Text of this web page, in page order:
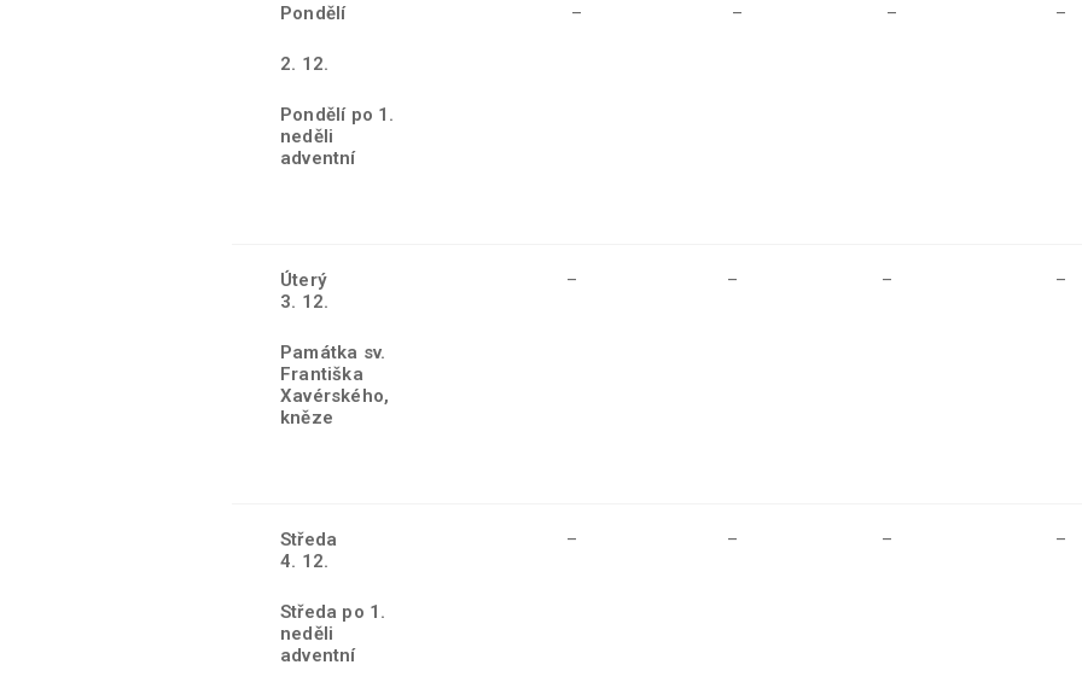
Pondělí
2. 12.
Pondělí po 1.
neděli
adventní
– – – –
Úterý
3. 12.
Památka sv.
Františka
Xavérského,
kněze
– – – –
Středa
4. 12.
Středa po 1.
neděli
adventní
– – – –